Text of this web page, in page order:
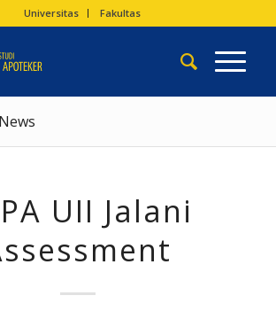
Universitas Fakultas
UII Jalani